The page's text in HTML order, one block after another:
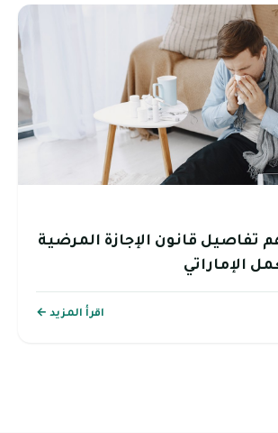
تفاصيل قانون الإجازة المرضية
الإماراتي
اقرأ المزيد ←